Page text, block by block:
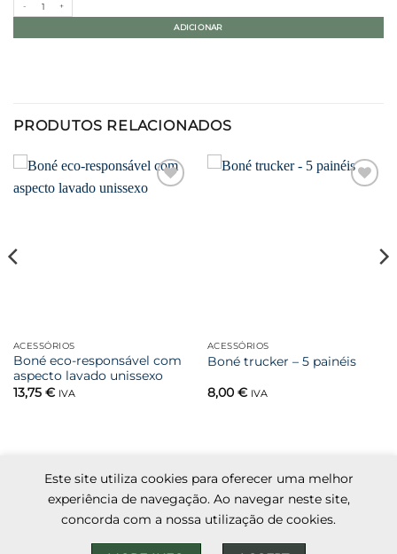
ADICIONAR
PRODUTOS RELACIONADOS
ACESSÓRIOS
Boné eco-responsável com
aspecto lavado unissexo
13,75 € IVA
ACESSÓRIOS
Boné trucker – 5 painéis
8,00 € IVA
MasterCard
Cash
Pay
Kadhun Termos e condições
Livro de reclamações
Este site utiliza cookies para oferecer uma melhor
experiência de navegação. Ao navegar neste site,
concorda com a nossa utilização de cookies.